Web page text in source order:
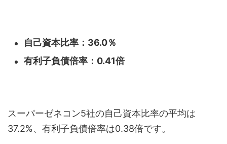
自己資本比率：36.0％
有利子負債倍率：0.41倍
スーパーゼネコン5社の自己資本比率の平均は
37.2%、有利子負債倍率は0.38倍です。